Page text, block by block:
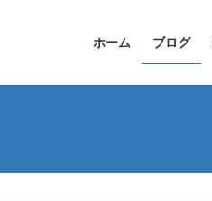
ホーム ブログ